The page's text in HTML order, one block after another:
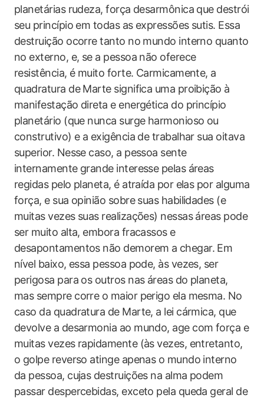
planetárias rudeza, força desarmônica que destrói
seu princípio em todas as expressões sutis. Essa
destruição ocorre tanto no mundo interno quanto
no externo, e, se a pessoa não oferece
resistência, é muito forte. Carmicamente, a
quadratura de Marte significa uma proibição à
manifestação direta e energética do princípio
planetário (que nunca surge harmonioso ou
construtivo) e a exigência de trabalhar sua oitava
superior. Nesse caso, a pessoa sente
internamente grande interesse pelas áreas
regidas pelo planeta, é atraída por elas por alguma
força, e sua opinião sobre suas habilidades (e
muitas vezes suas realizações) nessas áreas pode
ser muito alta, embora fracassos e
desapontamentos não demorem a chegar. Em
nível baixo, essa pessoa pode, às vezes, ser
perigosa para os outros nas áreas do planeta,
mas sempre corre o maior perigo ela mesma. No
caso da quadratura de Marte, a lei cármica, que
devolve a desarmonia ao mundo, age com força e
muitas vezes rapidamente (às vezes, entretanto,
o golpe reverso atinge apenas o mundo interno
da pessoa, cujas destruições na alma podem
passar despercebidas, exceto pela queda geral de